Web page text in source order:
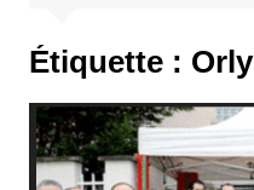
Étiquette : Orly